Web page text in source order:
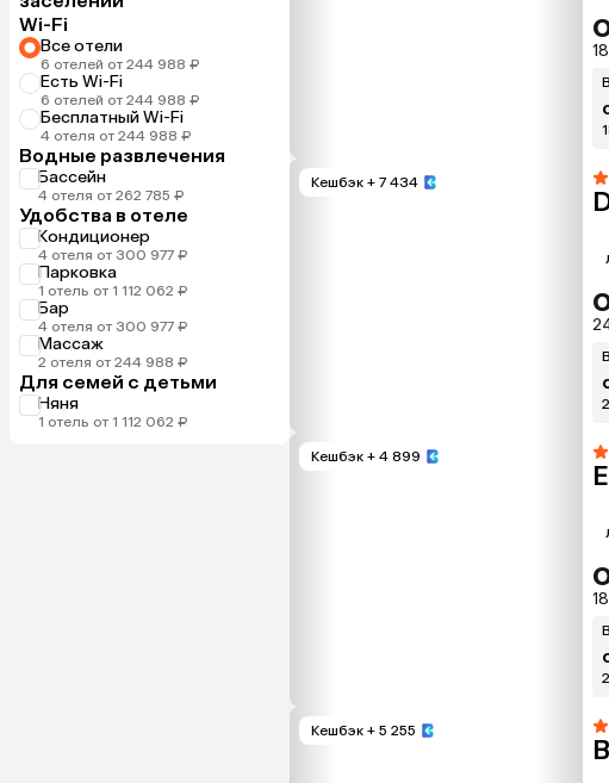
Wi-Fi
Все отели
6 отелей от 244 988 ₽
Есть Wi-Fi
6 отелей от 244 988 ₽
Бесплатный Wi-Fi
4 отеля от 244 988 ₽
Водные развлечения
Бассейн
4 отеля от 262 785 ₽
Удобства в отеле
Кондиционер
4 отеля от 300 977 ₽
Парковка
1 отель от 1 112 062 ₽
Бар
4 отеля от 300 977 ₽
Массаж
2 отеля от 244 988 ₽
Для семей с детьми
Няня
1 отель от 1 112 062 ₽
Кешбэк + 7 434
Кешбэк + 4 899
Кешбэк + 5 255